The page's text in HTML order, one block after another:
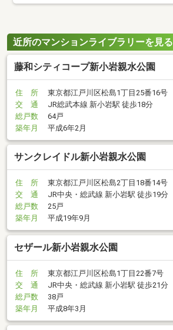
近所のマンションライブラリーを見る
藤和シティコープ新小岩親水公園
住 所
東京都江戸川区松島1丁目25番16号
交 通
JR総武本線 新小岩駅 徒歩18分
総戸数
64戸
築年月
平成6年2月
サンクレイドル新小岩親水公園
住 所
東京都江戸川区松島2丁目18番14号
交 通
JR中央・総武線 新小岩駅 徒歩19分
総戸数
25戸
築年月
平成19年9月
セザール新小岩親水公園
住 所
東京都江戸川区松島1丁目22番7号
交 通
JR中央・総武線 新小岩駅 徒歩21分
総戸数
38戸
築年月
平成8年3月